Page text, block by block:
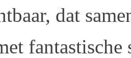
dat
fantastische